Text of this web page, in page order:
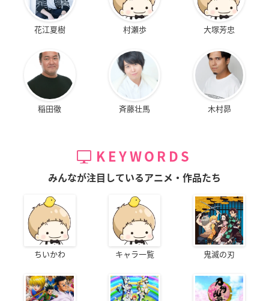
花江夏樹 村瀬歩 大塚芳忠
稲田徹 斉藤壮馬 木村昴
KEYWORDS
みんなが注目しているアニメ・作品たち
ちいかわ キャラ一覧 鬼滅の刃